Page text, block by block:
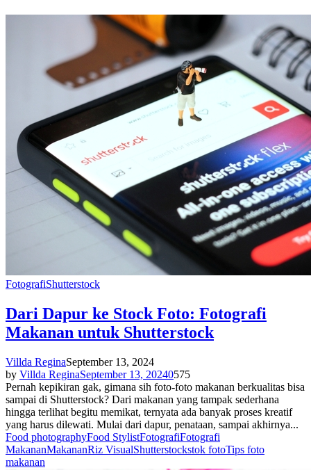
FotografiShutterstock
Dari Dapur ke Stock Foto: Fotografi
Makanan untuk Shutterstock
Villda ReginaSeptember 13, 2024
by Villda ReginaSeptember 13, 20240575
Pernah kepikiran gak, gimana sih foto-foto makanan berkualitas bisa
sampai di Shutterstock? Dari makanan yang tampak sederhana
hingga terlihat begitu memikat, ternyata ada banyak proses kreatif
yang harus dilewati. Mulai dari dapur, penataan, sampai akhirnya...
Food photographyFood StylistFotografiFotografi
MakananMakananRiz VisualShutterstockstok fotoTips foto
makanan